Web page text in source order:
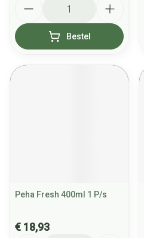
Bestel
Peha Fresh 400ml 1 P/s
€ 18,93